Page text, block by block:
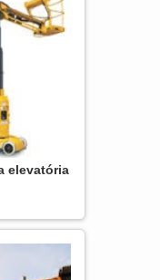
o deck de
mais do
elevatória